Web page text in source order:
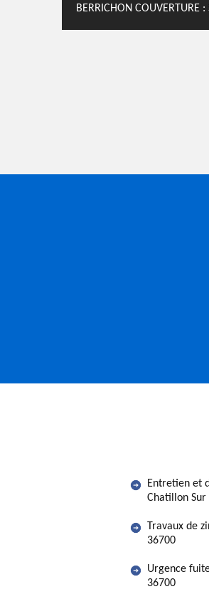
BERRICHON COUVERTURE
Entretien et
Chatillon
Travaux de
36700
Urgence
36700